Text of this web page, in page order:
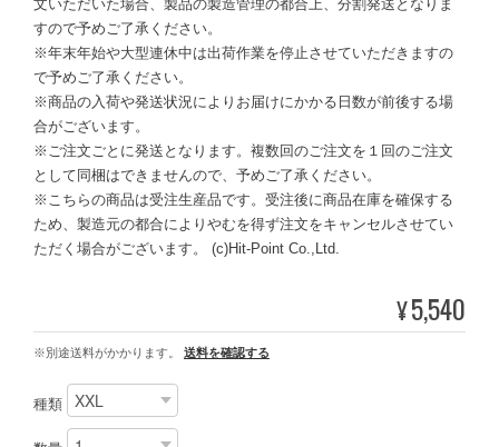
文いただいた場合、製品の製造管理の都合上、分割発送となりま
すので予めご了承ください。
※年末年始や大型連休中は出荷作業を停止させていただきますの
で予めご了承ください。
※商品の入荷や発送状況によりお届けにかかる日数が前後する場
合がございます。
※ご注文ごとに発送となります。複数回のご注文を１回のご注文
として同梱はできませんので、予めご了承ください。
※こちらの商品は受注生産品です。受注後に商品在庫を確保する
ため、製造元の都合によりやむを得ず注文をキャンセルさせてい
ただく場合がございます。 (c)Hit-Point Co.,Ltd.
¥5,540
※別途送料がかかります。 送料を確認する
種類